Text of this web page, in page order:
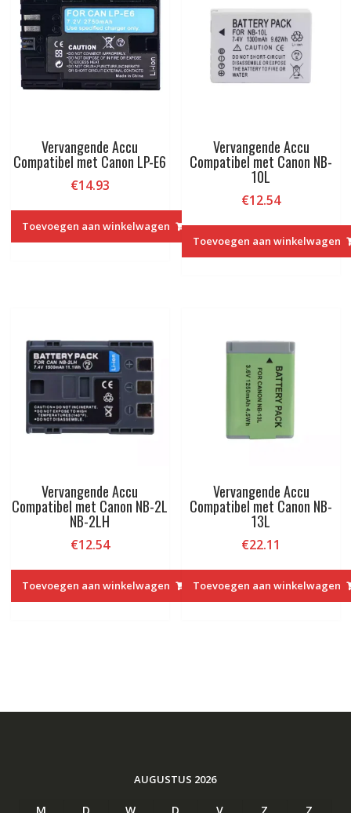
IV,Alpha
A6600,
A7S
III,
A7R
A7R5,Alpha
1,FX30
Vervangende Accu
Compatibel met Canon LP-E6
€14.93
Toevoegen aan winkelwagen
Vervangende Accu
Compatibel met Canon NB-
10L
€12.54
Toevoegen aan winkelwagen
Vervangende Accu
Compatibel met Canon NB-2L
NB-2LH
€12.54
Toevoegen aan winkelwagen
Vervangende Accu
Compatibel met Canon NB-
13L
€22.11
Toevoegen aan winkelwagen
AUGUSTUS 2026